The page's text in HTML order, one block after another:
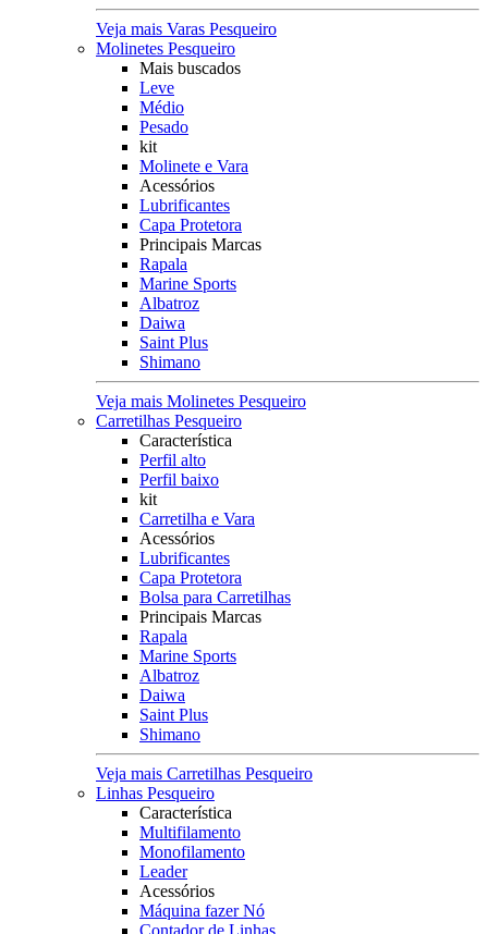
Veja mais Varas Pesqueiro
Molinetes Pesqueiro
Mais buscados
Leve
Médio
Pesado
kit
Molinete e Vara
Acessórios
Lubrificantes
Capa Protetora
Principais Marcas
Rapala
Marine Sports
Albatroz
Daiwa
Saint Plus
Shimano
Veja mais Molinetes Pesqueiro
Carretilhas Pesqueiro
Característica
Perfil alto
Perfil baixo
kit
Carretilha e Vara
Acessórios
Lubrificantes
Capa Protetora
Bolsa para Carretilhas
Principais Marcas
Rapala
Marine Sports
Albatroz
Daiwa
Saint Plus
Shimano
Veja mais Carretilhas Pesqueiro
Linhas Pesqueiro
Característica
Multifilamento
Monofilamento
Leader
Acessórios
Máquina fazer Nó
Contador de Linhas